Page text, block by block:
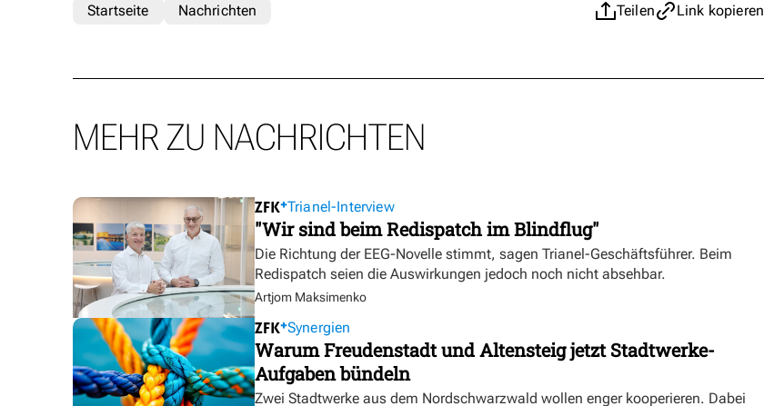
Teilen Link kopieren
Startseite Nachrichten
MEHR ZU NACHRICHTEN
Trianel-Interview
"Wir sind beim Redispatch im Blindflug"
Die Richtung der EEG-Novelle stimmt, sagen Trianel-Geschäftsführer. Beim
Redispatch seien die Auswirkungen jedoch noch nicht absehbar.
Artjom Maksimenko
Synergien
Warum Freudenstadt und Altensteig jetzt Stadtwerke-
Aufgaben bündeln
Zwei Stadtwerke aus dem Nordschwarzwald wollen enger kooperieren. Dabei